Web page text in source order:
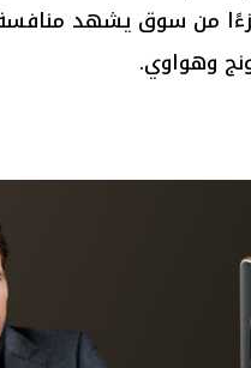
من سوق يشهد
وهواوي.